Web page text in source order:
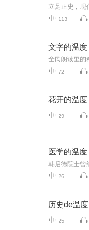
113
文字的温度
72
花开的温度
29
医学的温度
26
历史de温度
25